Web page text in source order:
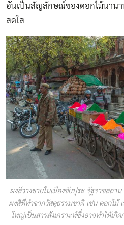
อันเป็นสัญลักษณ์ของดอกไม้นานา
สดใส
ผงสีวางขายในเมืองชัยปุระ รัฐราชสถา
ผงสีที่ทำจากวัสดุธรรมชาติ เช่น ดอกไม้
ใหญ่เป็นสารสังเคราะห์ซึ่งอาจทำให้เกิ